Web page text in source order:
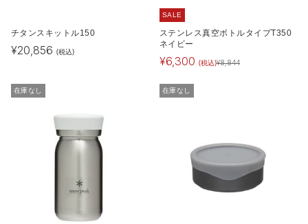
チタンスキットル150
¥20,856 (税込)
SALE
ステンレス真空ボトルタイプT350
ネイビー
¥6,300 (税込)¥8,844
在庫なし 在庫なし